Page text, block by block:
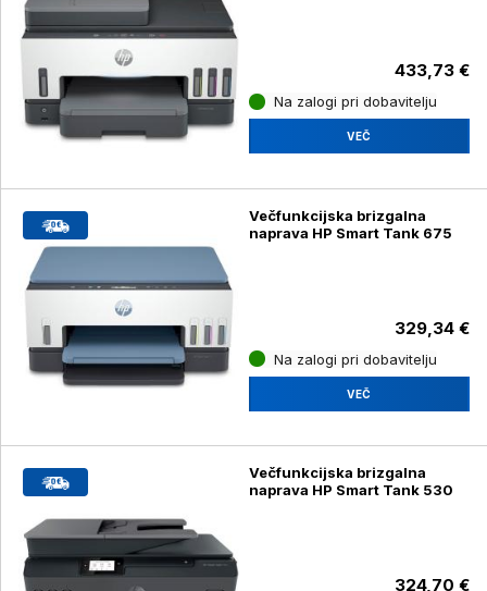
433,73 €
Na zalogi pri dobavitelju
VEČ
Večfunkcijska brizgalna
naprava HP Smart Tank 675
329,34 €
Na zalogi pri dobavitelju
VEČ
Večfunkcijska brizgalna
naprava HP Smart Tank 530
324,70 €